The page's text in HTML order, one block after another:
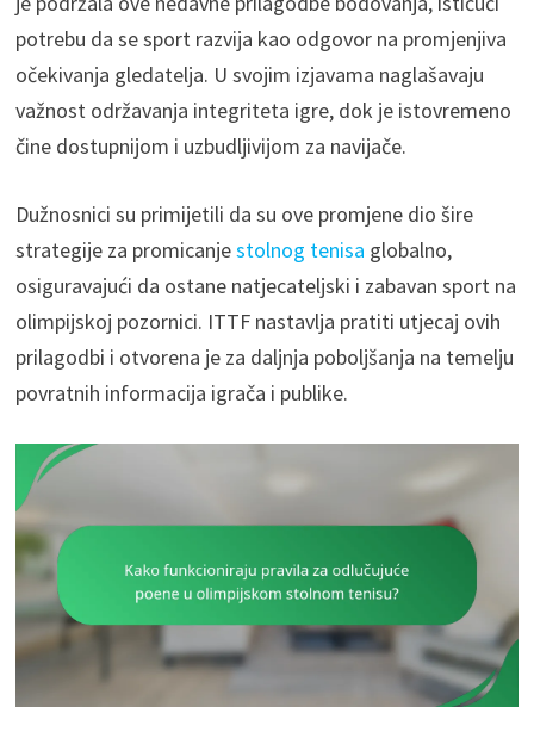
potrebu da se sport razvija kao odgovor na promjenjiva
očekivanja gledatelja. U svojim izjavama naglašavaju
važnost održavanja integriteta igre, dok je istovremeno
čine dostupnijom i uzbudljivijom za navijače.
Dužnosnici su primijetili da su ove promjene dio šire
strategije za promicanjestolnog tenisa globalno,
osiguravajući da ostane natjecateljski i zabavan sport na
olimpijskoj pozornici. ITTF nastavlja pratiti utjecaj ovih
prilagodbi i otvorena je za daljnja poboljšanja na temelju
povratnih informacija igrača i publike.